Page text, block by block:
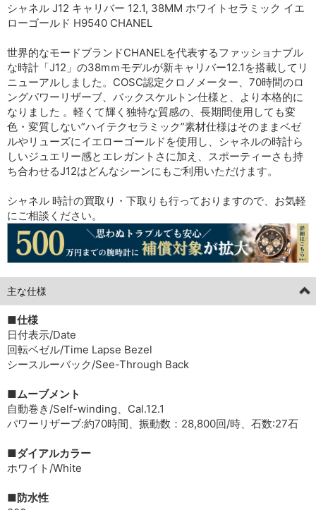
シャネル J12 キャリバー 12.1, 38MM ホワイトセラミック イエ
ローゴールド H9540 CHANEL
世界的なモードブランドCHANELを代表するファッショナブル
な時計「J12」の38mｍモデルが新キャリバー12.1を搭載してリ
ニューアルしました。COSC認定クロノメーター、70時間のロ
ングパワーリザーブ、バックスケルトン仕様と、より本格的に
なりました 。軽くて輝く独特な質感の、長期間使用しても変
色・変質しない”ハイテクセラミック”素材仕様はそのままベゼ
ルやリューズにイエローゴールドを使用し、シャネルの時計ら
しいジュエリー感とエレガントさに加え、スポーティーさも持
ち合わせるJ12はどんなシーンにもご利用いただけます。
シャネル 時計の買取り・下取りも行っておりますので、お気軽
にご相談ください。
主な仕様
■仕様
日付表示/Date
回転ベゼル/Time Lapse Bezel
シースルーバック/See-Through Back
■ムーブメント
自動巻き/Self-winding、Cal.12.1
パワーリザーブ:約70時間、振動数：28,800回/時、石数:27石
■ダイアルカラー
ホワイト/White
■防水性